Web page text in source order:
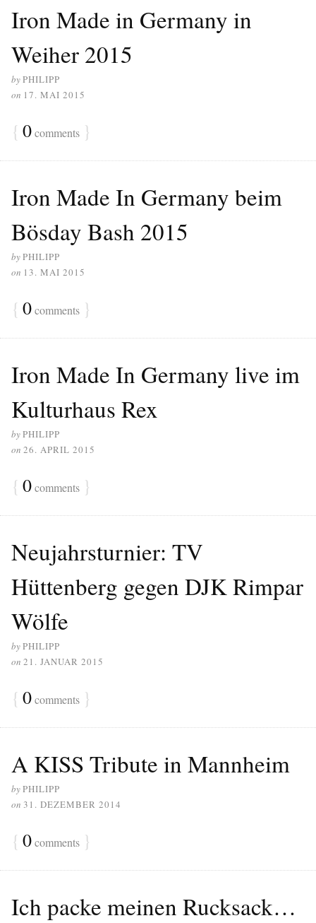
Iron Made in Germany in
Weiher 2015
byPHILIPP
on 17. MAI 2015
{ 0comments }
Iron Made In Germany beim
Bösday Bash 2015
byPHILIPP
on 13. MAI 2015
{ 0comments }
Iron Made In Germany live im
Kulturhaus Rex
byPHILIPP
on 26. APRIL 2015
{ 0comments }
Neujahrsturnier: TV
Hüttenberg gegen DJK Rimpar
Wölfe
byPHILIPP
on 21. JANUAR 2015
{ 0comments }
A KISS Tribute in Mannheim
byPHILIPP
on 31. DEZEMBER 2014
{ 0comments }
Ich packe meinen Rucksack…